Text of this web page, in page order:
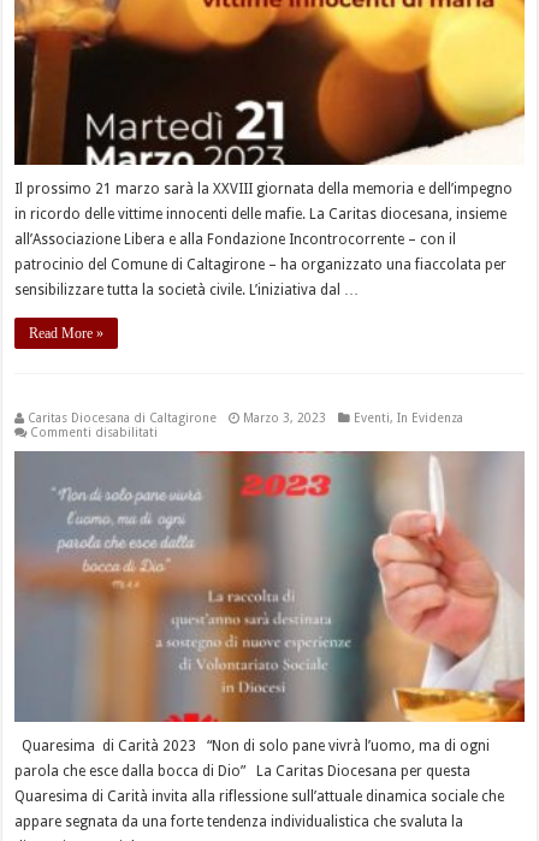
Il prossimo 21 marzo sarà la XXVIII giornata della memoria e dell’impegno
in ricordo delle vittime innocenti delle mafie. La Caritas diocesana, insieme
all’Associazione Libera e alla Fondazione Incontrocorrente – con il
patrocinio del Comune di Caltagirone – ha organizzato una fiaccolata per
sensibilizzare tutta la società civile. L’iniziativa dal …
Read More »
Caritas Diocesana di Caltagirone Marzo 3, 2023 Eventi,In Evidenza
Commenti disabilitati
Quaresima di Carità 2023 “Non di solo pane vivrà l’uomo, ma di ogni
parola che esce dalla bocca di Dio” La Caritas Diocesana per questa
Quaresima di Carità invita alla riflessione sull’attuale dinamica sociale che
appare segnata da una forte tendenza individualistica che svaluta la